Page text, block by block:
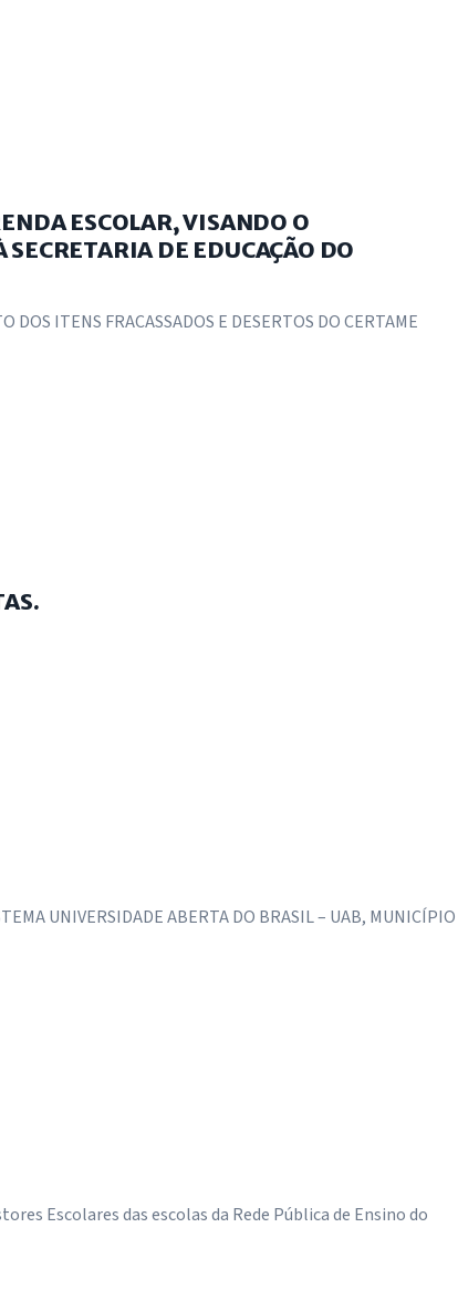
ESCOLAR, VISANDO O
DE EDUCAÇÃO DO
ITENS FRACASSADOS E DESERTOS DO CERTAME
UNIVERSIDADE ABERTA DO BRASIL – UAB,
Escolares das escolas da Rede Pública de Ensino do